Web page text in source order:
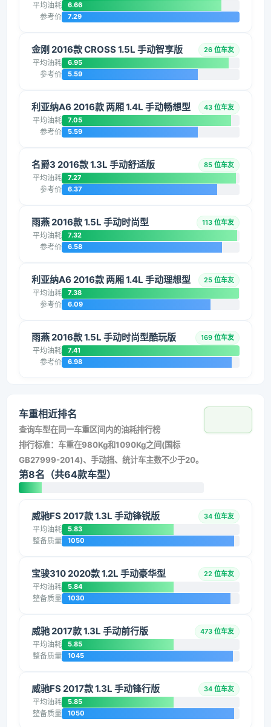
平均油耗 6.66
参考价 7.29
金刚 2016款 CROSS 1.5L 手动智享版 26 位车友
平均油耗 6.95
参考价 5.59
利亚纳A6 2016款 两厢 1.4L 手动畅想型 43 位车友
平均油耗 7.05
参考价 5.59
名爵3 2016款 1.3L 手动舒适版 85 位车友
平均油耗 7.27
参考价 6.37
雨燕 2016款 1.5L 手动时尚型 113 位车友
平均油耗 7.32
参考价 6.58
利亚纳A6 2016款 两厢 1.4L 手动理想型 25 位车友
平均油耗 7.38
参考价 6.09
雨燕 2016款 1.5L 手动时尚型酷玩版 169 位车友
平均油耗 7.41
参考价 6.98
车重相近排名
查询车型在同一车重区间内的油耗排行榜
排行标准：车重在980Kg和1090Kg之间(国标
GB27999-2014)、手动挡、统计车主数不少于20。
第8名（共64款车型）
威驰FS 2017款 1.3L 手动锋锐版 34 位车友
平均油耗 5.83
整备质量 1050
宝骏310 2020款 1.2L 手动豪华型 22 位车友
平均油耗 5.84
整备质量 1030
威驰 2017款 1.3L 手动前行版 473 位车友
平均油耗 5.85
整备质量 1045
威驰FS 2017款 1.3L 手动锋行版 34 位车友
平均油耗 5.85
整备质量 1050